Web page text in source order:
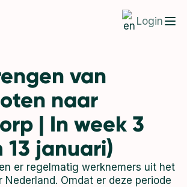
Login
van
naar
| In week 3
januari)
er regelmatig werknemers uit het
Nederland. Omdat er deze periode